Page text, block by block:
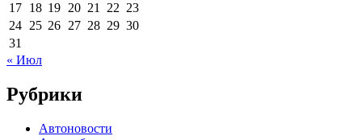
17 18 19 20 21 22 23
24 25 26 27 28 29 30
31
« Июл
Рубрики
Автоновости